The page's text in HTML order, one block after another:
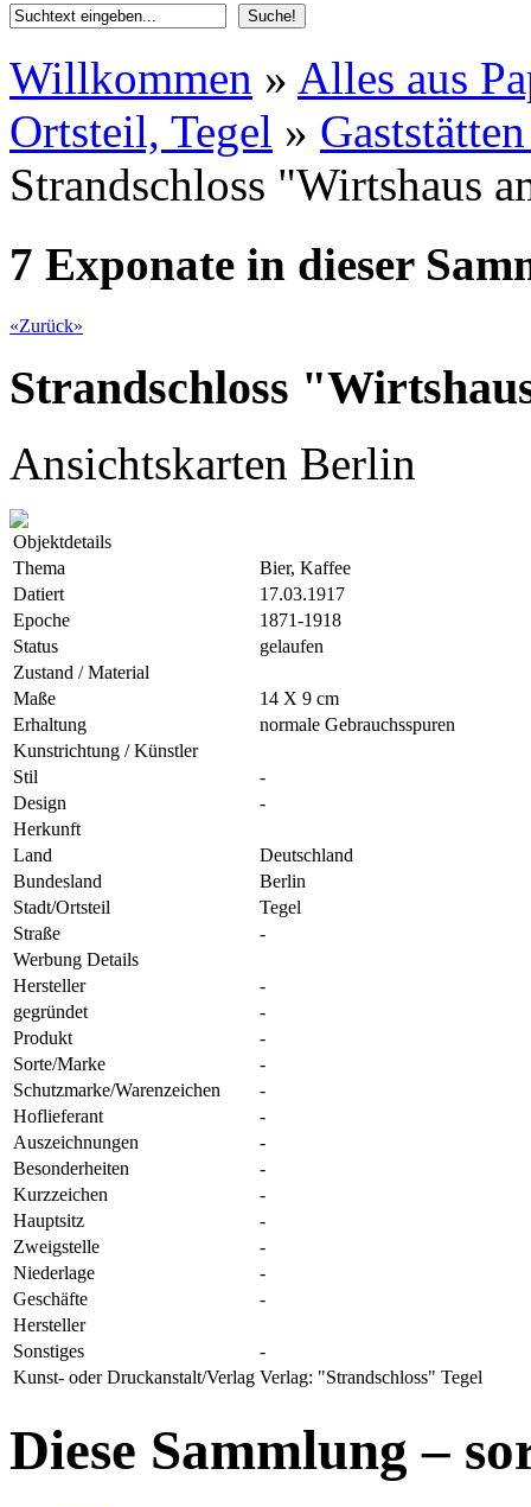
Willkommen » Alles aus
Ortsteil, Tegel »
Strandschloss "Wirtshaus
7 Exponate in dieser
«Zurück»
Strandschloss
Ansichtskarten Berlin
Objektdetails
Thema
Bier, Kaffee
Datiert
17.03.1917
Epoche
1871-1918
Status
gelaufen
Zustand / Material
Maße
14 X 9 cm
Erhaltung
normale Gebrauchsspuren
Kunstrichtung / Künstler
Stil
-
Design
-
Herkunft
Land
Deutschland
Bundesland
Berlin
Stadt/Ortsteil
Tegel
Straße
-
Werbung Details
Hersteller
-
gegründet
-
Produkt
-
Sorte/Marke
-
Schutzmarke/Warenzeichen
-
Hoflieferant
-
Auszeichnungen
-
Besonderheiten
-
Kurzzeichen
-
Hauptsitz
-
Zweigstelle
-
Niederlage
-
Geschäfte
-
Hersteller
Sonstiges
-
Kunst- oder Druckanstalt/Verlag Verlag: "Strandschloss" Tegel
Diese Sammlung –